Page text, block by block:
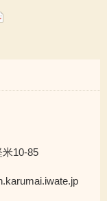
10-85